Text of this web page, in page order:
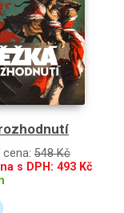
cena: 548 Kč
s DPH: 493 Kč